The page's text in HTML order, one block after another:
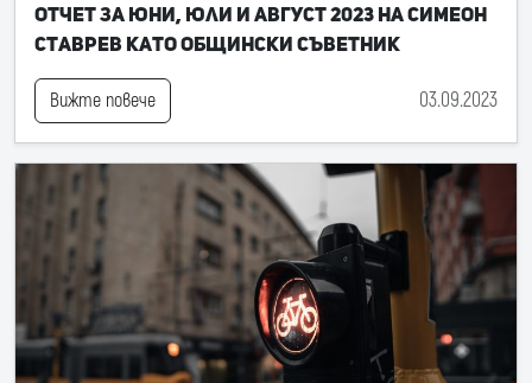
Отчет за юни, юли и август 2023 на Симеон
Ставрев като общински съветник
Вижте повече 03.09.2023